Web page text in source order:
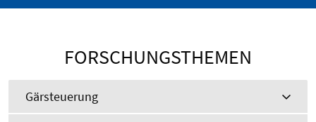
FORSCHUNGSTHEMEN
Gärsteuerung